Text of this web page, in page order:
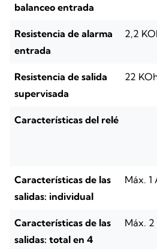
balanceo entrada
Resistencia de alarma
entrada
2,2
Resistencia de salida
supervisada
22
Características del relé
Características de las
salidas: individual
Máx. 1
Características de las
salidas: total en 4
Máx.